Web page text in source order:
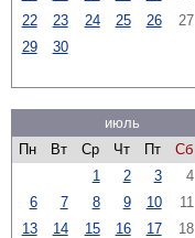
22
23 24 25 26 27
29
30
июль
Пн
Вт Ср Чт Пт Сб
1
2 3 4
6
7 8 9 10 11
13
14 15 16 17 18